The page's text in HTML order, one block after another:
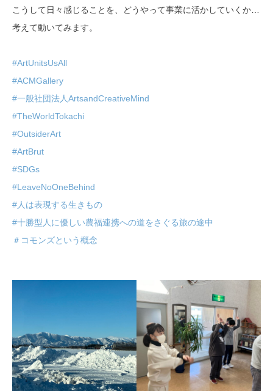
こうして日々感じることを、どうやって事業に活かしていくか…
考えて動いてみます。
#ArtUnitsUsAll
#ACMGallery
#一般社団法人ArtsandCreativeMind
#TheWorldTokachi
#OutsiderArt
#ArtBrut
#SDGs
#LeaveNoOneBehind
#人は表現する生きもの
#十勝型人に優しい農福連携への道をさぐる旅の途中
＃コモンズという概念